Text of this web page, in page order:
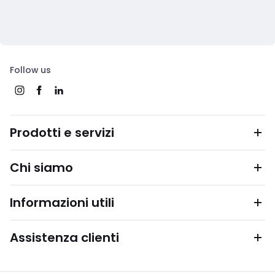
Follow us
Prodotti e servizi
Chi siamo
Informazioni utili
Assistenza clienti